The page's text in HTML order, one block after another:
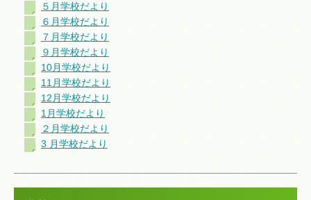
５月学校だより
６月学校だより
７月学校だより
９月学校だより
10月学校だより
11月学校だより
12月学校だより
1月学校だより
２月学校だより
3 月学校だより